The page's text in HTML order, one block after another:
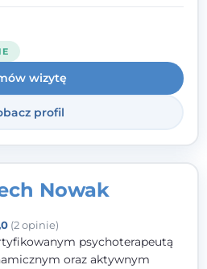
wizytę
profil
Nowak
(2 opinie)
psychoterapeutą
oraz aktywnym